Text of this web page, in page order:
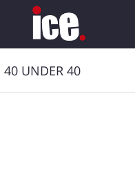
40 UNDER 40